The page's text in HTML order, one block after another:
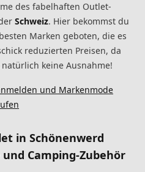
des fabelhaften Outlet-
Schweiz. Hier bekommst du
Marken geboten, die es
reduzierten Preisen, da
natürlich keine Ausnahme!
und Markenmode
in Schönenwerd
Camping-Zubehör